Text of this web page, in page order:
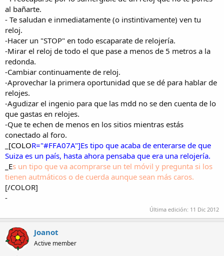
al bañarte.
- Te saludan e inmediatamente (o instintivamente) ven tu
reloj.
-Hacer un "STOP" en todo escaparate de relojería.
-Mirar el reloj de todo el que pase a menos de 5 metros a la
redonda.
-Cambiar continuamente de reloj.
-Aprovechar la primera oportunidad que se dé para hablar de
relojes.
-Agudizar el ingenio para que las mdd no se den cuenta de lo
que gastas en relojes.
-Que te echen de menos en los sitios mientras estás
conectado al foro.
[COLOR="#FFA07A"]Es tipo que acaba de enterarse de que
Suiza es un país, hasta ahora pensaba que era una relojería.
_Es un tipo que va acomprarse un tel móvil y pregunta si los
tienen autmáticos o de cuerda aunque sean más caros.
[/COLOR]
-
Última edición: 11 Dic 2012
Joanot
Active member